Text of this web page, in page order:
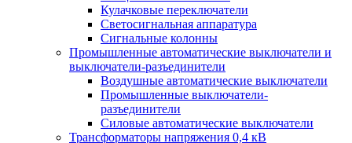
Кулачковые переключатели
Светосигнальная аппаратура
Сигнальные колонны
Промышленные автоматические выключатели и
выключатели-разъединители
Воздушные автоматические выключатели
Промышленные выключатели-
разъединители
Силовые автоматические выключатели
Трансформаторы напряжения 0,4 кВ